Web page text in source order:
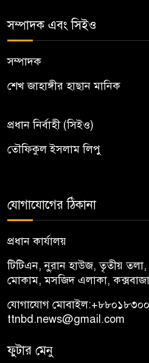
সম্পাদক এবং সিইও
সম্পাদক
শেখ জাহাঙ্গীর হাছান মানিক
প্রধান নির্বাহী (সিইও)
তৌফিকুল ইসলাম লিপু
যোগাযোগের ঠিকানা
প্রধান কার্যালয়
টিটিএন, নু্রান হাউজ, তৃতীয়
মোকাম, মসজিদ এলাকা,
যোগাযোগ মোবাইল:
ttnbd.news@gmail.com
ফুটার মেনু